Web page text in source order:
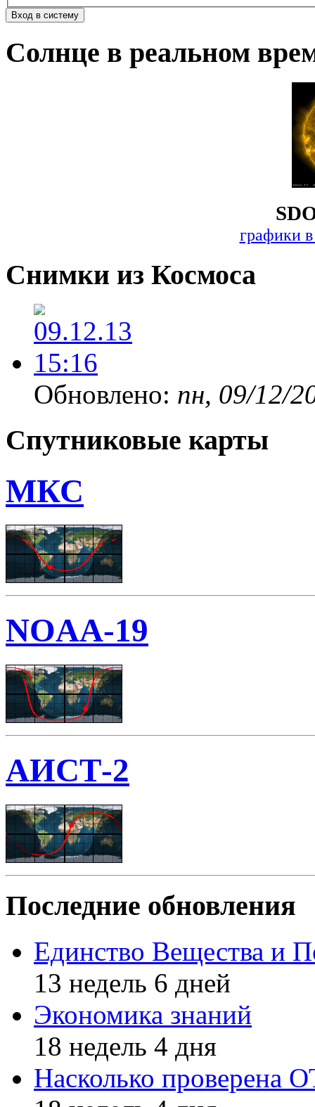
Солнце в реальном
графики
Снимки из Космоса
Обновлено: пн, 09/12/
Спутниковые карты
МКС
NOAA-19
АИСТ-2
Последние обновления
Единство Вещества и
13 недель 6 дней
Экономика знаний
18 недель 4 дня
Насколько проверена